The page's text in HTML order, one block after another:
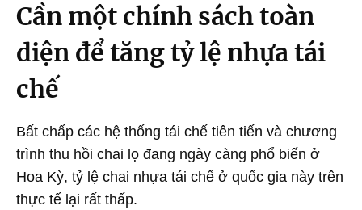
Cần một chính sách toàn
diện để tăng tỷ lệ nhựa tái
chế
Bất chấp các hệ thống tái chế tiên tiến và chương
trình thu hồi chai lọ đang ngày càng phổ biến ở
Hoa Kỳ, tỷ lệ chai nhựa tái chế ở quốc gia này trên
thực tế lại rất thấp.